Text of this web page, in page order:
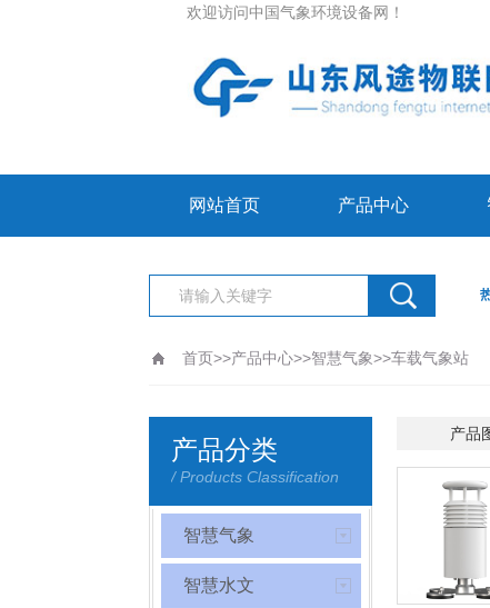
欢迎访问中国气象环境设备网！
网站首页 产品中心
首页>>产品中心>>智慧气象>>车载气象站
产品分类
/ Products Classification
智慧气象
智慧水文
产品